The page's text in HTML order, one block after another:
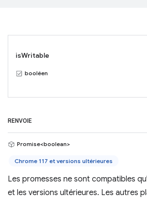
isWritable
booléen
RENVOIE
Promise<boolean>
Chrome 117 et versions ultérieures
Les promesses ne sont compatibles
et les versions ultérieures. Les autres